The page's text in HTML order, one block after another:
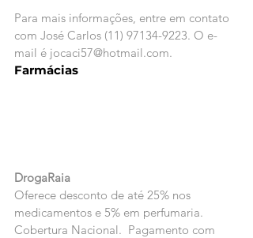
Para mais informações, entre em contato
com José Carlos (11) 97134-9223. O e-
mail é jocaci57@hotmail.com.
Farmácias
DrogaRaia
Oferece desconto de até 25% nos
medicamentos e 5% em perfumaria.
Cobertura Nacional.  Pagamento com